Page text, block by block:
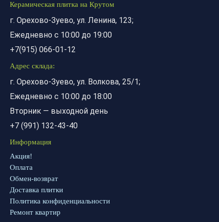
Керамическая плитка на Крутом
г. Орехово-Зуево, ул. Ленина, 123;
Ежедневно с 10:00 до 19:00
+7(915) 066-01-12
Адрес склада:
г. Орехово-Зуево, ул. Волкова, 25/1;
Ежедневно с 10:00 до 18:00
Вторник — выходной день
+7 (991) 132-43-40
Информация
Акция!
Оплата
Обмен-возврат
Доставка плитки
Политика конфиденциальности
Ремонт квартир